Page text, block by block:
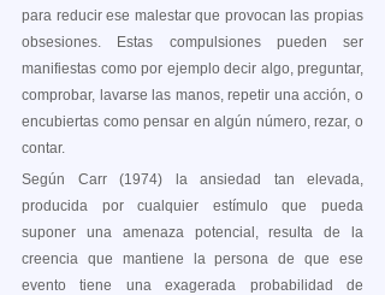
para reducir ese malestar que provocan las propias
obsesiones. Estas compulsiones pueden ser
manifiestas como por ejemplo decir algo, preguntar,
comprobar, lavarse las manos, repetir una acción, o
encubiertas como pensar en algún número, rezar, o
contar.
Según Carr (1974) la ansiedad tan elevada,
producida por cualquier estímulo que pueda
suponer una amenaza potencial, resulta de la
creencia que mantiene la persona de que ese
evento tiene una exagerada probabilidad de